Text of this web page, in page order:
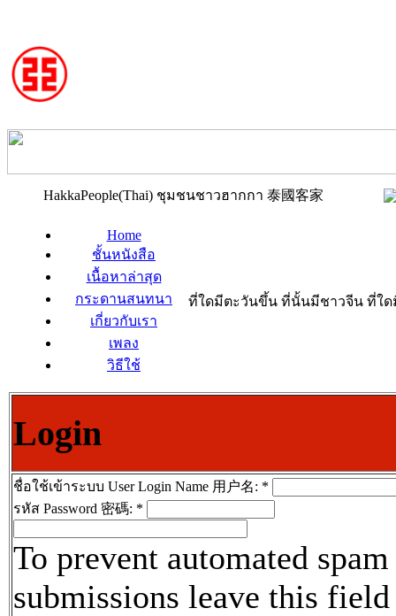
HakkaPeople(Thai) ชุมชนชาวฮากกา 泰國客家
Home
ชั้นหนังสือ
เนื้อหาล่าสุด
กระดานสนทนา
เกี่ยวกับเรา
เพลง
วิธีใช้
ที่ใดมีตะวันขึ้น ที่นั้นมีชาวจีน ที่ใดมี
Login
ชื่อใช้เข้าระบบ User Login Name 用户名: *
รหัส Password 密碼: *
To prevent automated spam
submissions leave this field